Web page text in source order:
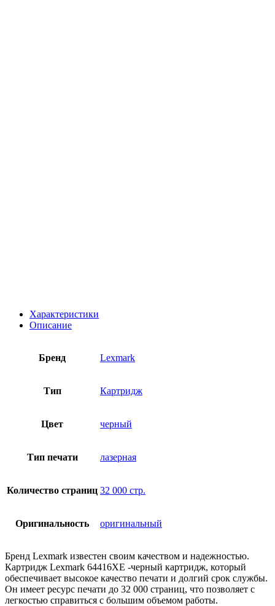
Характеристики
Описание
Бренд Lexmark
Тип Картридж
Цвет черный
Тип печати лазерная
Количество страниц 32 000 стр.
Оригинальность оригинальный
Бренд Lexmark известен своим качеством и надежностью.
Картридж Lexmark 64416XE -черный картридж, который
обеспечивает высокое качество печати и долгий срок службы.
Он имеет ресурс печати до 32 000 страниц, что позволяет с
легкостью справиться с большим объемом работы.